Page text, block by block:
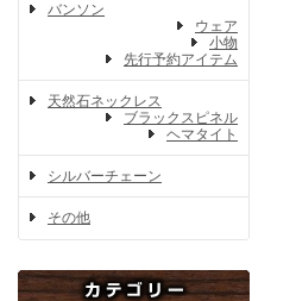
バンソン
ウェア
小物
先行予約アイテム
天然石ネックレス
ブラックスピネル
ヘマタイト
シルバーチェーン
その他